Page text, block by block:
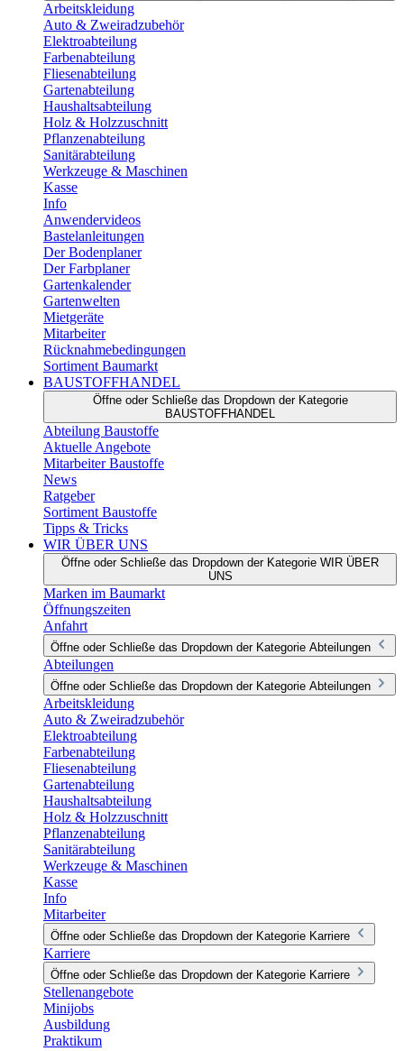
Arbeitskleidung
Auto & Zweiradzubehör
Elektroabteilung
Farbenabteilung
Fliesenabteilung
Gartenabteilung
Haushaltsabteilung
Holz & Holzzuschnitt
Pflanzenabteilung
Sanitärabteilung
Werkzeuge & Maschinen
Kasse
Info
Anwendervideos
Bastelanleitungen
Der Bodenplaner
Der Farbplaner
Gartenkalender
Gartenwelten
Mietgeräte
Mitarbeiter
Rücknahmebedingungen
Sortiment Baumarkt
BAUSTOFFHANDEL
Öffne oder Schließe das Dropdown der Kategorie
BAUSTOFFHANDEL
Abteilung Baustoffe
Aktuelle Angebote
Mitarbeiter Baustoffe
News
Ratgeber
Sortiment Baustoffe
Tipps & Tricks
WIR ÜBER UNS
Öffne oder Schließe das Dropdown der Kategorie WIR ÜBER
UNS
Marken im Baumarkt
Öffnungszeiten
Anfahrt
Öffne oder Schließe das Dropdown der Kategorie Abteilungen
Abteilungen
Öffne oder Schließe das Dropdown der Kategorie Abteilungen
Arbeitskleidung
Auto & Zweiradzubehör
Elektroabteilung
Farbenabteilung
Fliesenabteilung
Gartenabteilung
Haushaltsabteilung
Holz & Holzzuschnitt
Pflanzenabteilung
Sanitärabteilung
Werkzeuge & Maschinen
Kasse
Info
Mitarbeiter
Öffne oder Schließe das Dropdown der Kategorie Karriere
Karriere
Öffne oder Schließe das Dropdown der Kategorie Karriere
Stellenangebote
Minijobs
Ausbildung
Praktikum